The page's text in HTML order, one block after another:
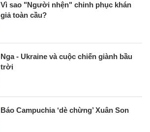
Vì sao "Người nhện" chinh phục khán
giả toàn cầu?
Nga - Ukraine và cuộc chiến giành bầu
trời
Báo Campuchia ‘dè chừng’ Xuân Son